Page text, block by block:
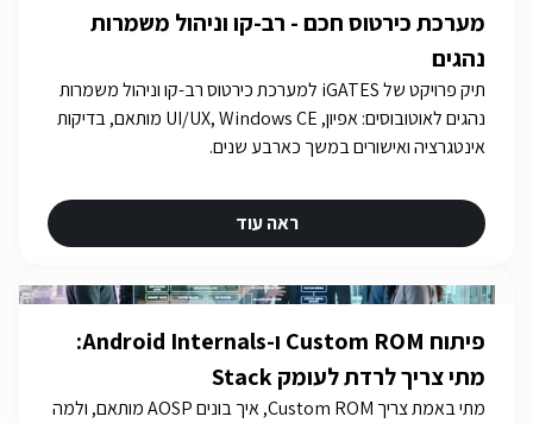
מערכת כירטוס חכם - רב-קו וניהול משמרות
נהגים
תיק פרויקט של iGATES למערכת כירטוס רב-קו וניהול משמרות
נהגים לאוטובוסים: אפיון, UI/UX, Windows CE מותאם, בדיקות
אינטגרציה ואישורים במשך כארבע שנים.
ראה עוד
פיתוח Custom ROM ו-Android Internals:
מתי צריך לרדת לעומק Stack
מתי באמת צריך Custom ROM, איך בונים AOSP מותאם, ולמה